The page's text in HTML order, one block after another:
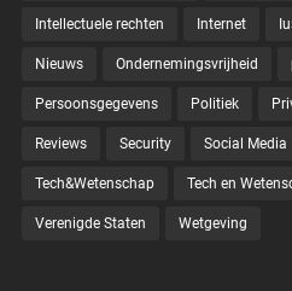
Intellectuele rechten Internet
Nieuws Ondernemingsvrijheid
Persoonsgegevens Politiek
Reviews Security Social Media
Tech&Wetenschap Tech en
Verenigde Staten Wetgeving